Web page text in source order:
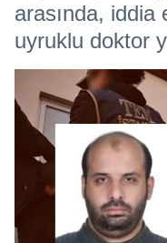
arasında, iddia
uyruklu doktor